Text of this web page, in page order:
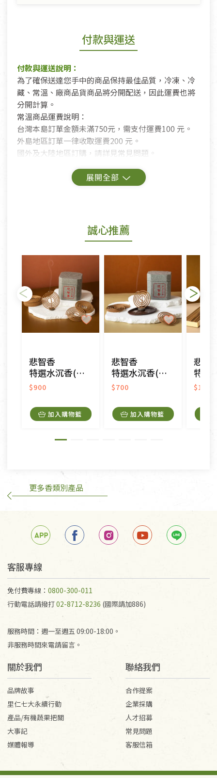
付款與運送
付款與運送說明：
為了確保送達您手中的商品保持最佳品質，冷凍、冷
藏、常溫、廠商品貨商品將分開配送，因此運費也將
分開計算。
常溫商品運費說明：
台灣本島訂單金額未滿750元，需支付運費100 元。
外島地區訂單一律收取運費200 元。
國外及大陸地區訂購，請詳見常見問題。
鑑賞期商品說明：
若您購買的商品有下列「不適用七天鑑賞期商品」情
形者，除商品瑕疵以外，恕不接受退換貨.
依消保法之規定提供該商品七天免費鑑賞期(含例假
日)的服務，原則上若商品未經使用或被汙損(除商品
瑕疵)，一般皆可申請退換貨。
不適用七天鑑賞期商品：
以數位或電磁紀錄形式儲存之商品、易於變質或損壞
接受原片換新。
衣飾鞋類-如T恤，如於送達後水洗或污損者。
美容保養用品、內衣褲、襪子、口罩等私人消耗性產
內衣褲、襪子、口罩個人衛生用品除商品本身有瑕疵
外,依據《通訊交易解除權合理例外情事適用準
訂購手抄稿退貨需知：
若未保持原包裝方式或未使用原箱退回，導致書籍有
任何折損、磨損、污損或凹角，將不接受退貨，也不
不接受退貨之手抄稿，為敬重法寶故，里仁網購無法
代為結緣處理等。 若需將手抄稿寄還給消費者，因而
產生的運費100元/箱將由消費者負擔。
誠心推薦
悲智香
特選水沉香(中盤)
$900
加入購物籃
悲智香
特選水沉香(微盤)
$700
加入購物籃
悲智
特選水
更多香類別產品
客服專線
免付費專線： 0800-300-011
行動電話請撥打02-8712-8236 (國際請加886)
服務時間：週一至週五 09:00-18:00。
非服務時間來電請留言。
關於我們
品牌故事
里仁七大永續行動
產品/有機蔬果把關
大事記
媒體報導
聯絡我們
合作提案
企業採購
人才招募
常見問題
客服信箱